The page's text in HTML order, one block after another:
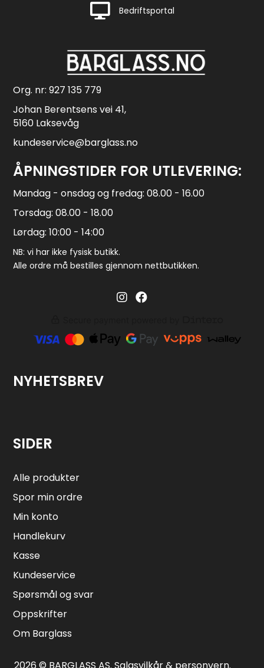
Rask levering
Bedriftsportal
Org. nr: 927 135 779
Johan Berentsens vei 41,
5160 Laksevåg
kundeservice@barglass.no
ÅPNINGSTIDER FOR UTLEVERING:
Mandag - onsdag og fredag: 08.00 - 16.00
Torsdag: 08.00 - 18.00
Lørdag: 10:00 - 14:00
NB: vi har ikke fysisk butikk.
Alle ordre må bestilles gjennom nettbutikken.
Barglass.no instagram
Barglass facebook
NYHETSBREV
SIDER
Alle produkter
Spor min ordre
Min konto
Handlekurv
Kasse
Kundeservice
Spørsmål og svar
Oppskrifter
Om Barglass